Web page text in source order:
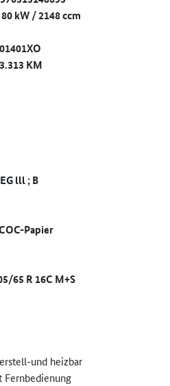
80 kW / 2148 ccm
KM
lll ; B
Papier
65 R 16C M+S
und heizbar